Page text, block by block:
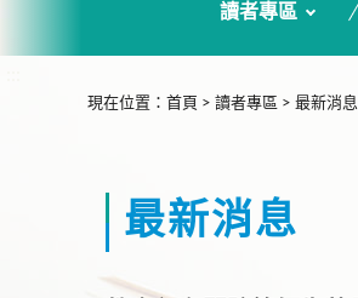
讀者專區
現在位置 ： 首頁 > 讀者專區 > 最新消息
最新消息